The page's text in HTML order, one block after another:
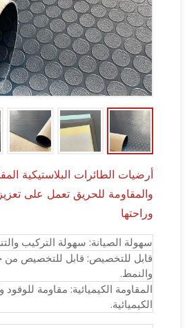
أرضيات الطائرات البلاستيكية
والمقاومة للحريق تعمل على
وراحتها
سهولة الصيانة: سهولة التركيب
قابل للتخصيص: قابل للتخصيص من
والنمط.
المقاومة الكيميائية: مقاومة للوقود
الكيميائية.